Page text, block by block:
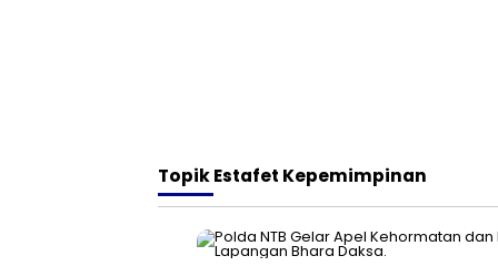
TopikEstafet Kepemimpinan